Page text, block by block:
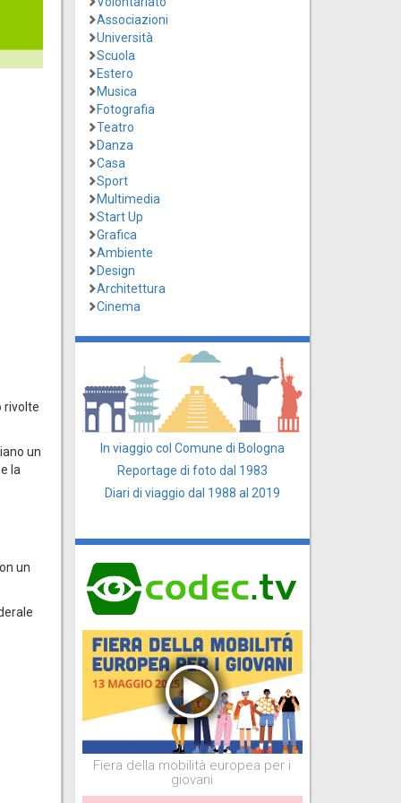
rivolte
un
la
un
Associazioni
Università
Scuola
Estero
Musica
Fotografia
Teatro
Danza
Casa
Sport
Multimedia
Start Up
Grafica
Ambiente
Design
Architettura
Cinema
In viaggio col Comune di Bologna
Reportage di foto dal 1983
Diari di viaggio dal 1988 al 2019
Fiera della mobilità europea per i
giovani